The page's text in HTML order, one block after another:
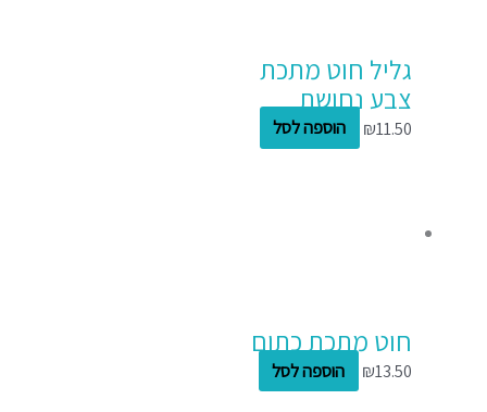
גליל חוט מתכת
צבע נחושת
₪11.50 הוספה לסל
חוט מתכת כתום
₪13.50 הוספה לסל